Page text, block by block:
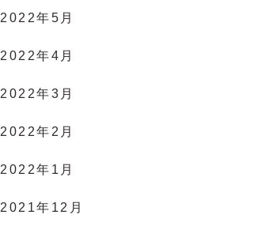
2022年5月
2022年4月
2022年3月
2022年2月
2022年1月
2021年12月